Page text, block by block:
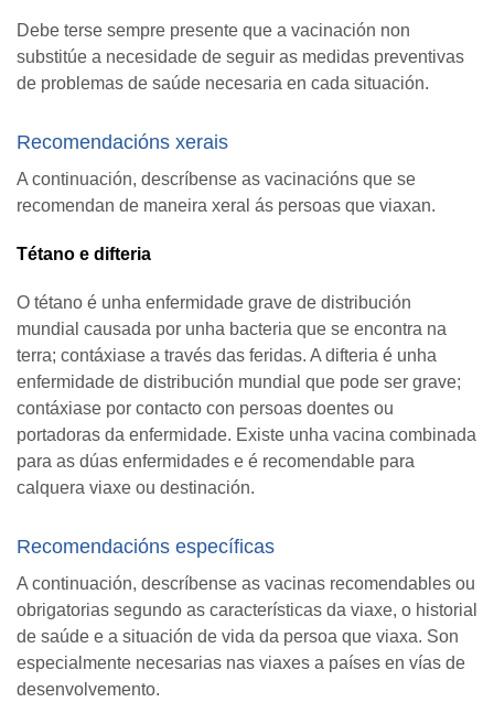
Debe terse sempre presente que a vacinación non
substitúe a necesidade de seguir as medidas preventivas
de problemas de saúde necesaria en cada situación.
Recomendacións xerais
A continuación, descríbense as vacinacións que se
recomendan de maneira xeral ás persoas que viaxan.
Tétano e difteria
O tétano é unha enfermidade grave de distribución
mundial causada por unha bacteria que se encontra na
terra; contáxiase a través das feridas. A difteria é unha
enfermidade de distribución mundial que pode ser grave;
contáxiase por contacto con persoas doentes ou
portadoras da enfermidade. Existe unha vacina combinada
para as dúas enfermidades e é recomendable para
calquera viaxe ou destinación.
Recomendacións específicas
A continuación, descríbense as vacinas recomendables ou
obrigatorias segundo as características da viaxe, o historial
de saúde e a situación de vida da persoa que viaxa. Son
especialmente necesarias nas viaxes a países en vías de
desenvolvemento.